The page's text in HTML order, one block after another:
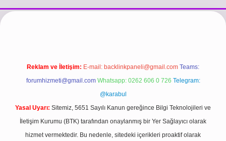
betci.cobetci girişhiltonbet güncel giriş
Reklam ve İletişim: E-mail: backlinkpaneli@gmail.com Teams:
forumhizmeti@gmail.com Whatsapp: 0262 606 0 726 Telegram:
@karabul
Yasal Uyarı: Sitemiz, 5651 Sayılı Kanun gereğince Bilgi Teknolojileri ve
İletişim Kurumu (BTK) tarafından onaylanmış bir Yer Sağlayıcı olarak
hizmet vermektedir. Bu nedenle, sitedeki içerikleri proaktif olarak